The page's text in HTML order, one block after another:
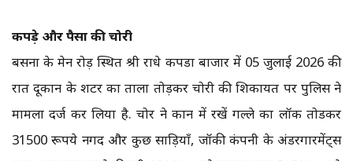
कपड़े और पैसों की चोरी
बसना के मेन रोड़ स्थित श्री राधे कपडा बाजार में 05 जुलाई 2026 की
रात दूकान के शटर का ताला तोड़कर चोरी की शिकायत पर पुलिस ने
मामला दर्ज कर लिया है. चोर ने दुकान में रखें गल्ले का लॉक तोडकर
31500 रूपये नगद और कुछ साड़ियाँ, जॉकी कंपनी के अंडरगारमेंट्स